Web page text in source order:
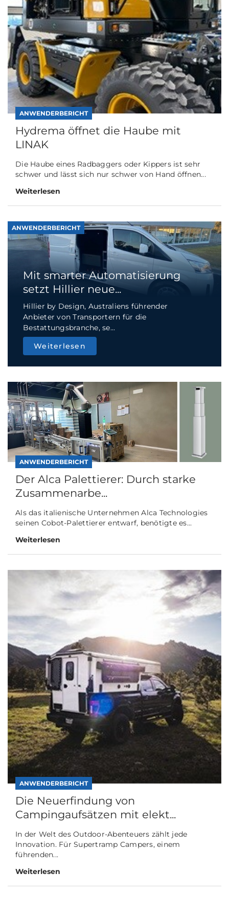
ANWENDERBERICHT
Hydrema öffnet die Haube mit
LINAK
Die Haube eines Radbaggers oder Kippers ist sehr
schwer und lässt sich nur schwer von Hand öffnen...
Weiterlesen
ANWENDERBERICHT
Mit smarter Automatisierung
setzt Hillier neue...
Hillier by Design, Australiens führender
Anbieter von Transportern für die
Bestattungsbranche, se...
Weiterlesen
ANWENDERBERICHT
Der Alca Palettierer: Durch starke
Zusammenarbe...
Als das italienische Unternehmen Alca Technologies
seinen Cobot-Palettierer entwarf, benötigte es...
Weiterlesen
ANWENDERBERICHT
Die Neuerfindung von
Campingaufsätzen mit elekt...
In der Welt des Outdoor-Abenteuers zählt jede
Innovation. Für Supertramp Campers, einem
führenden...
Weiterlesen